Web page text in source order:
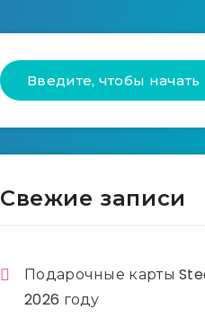
Свежие записи
Подарочные карты
2026 году